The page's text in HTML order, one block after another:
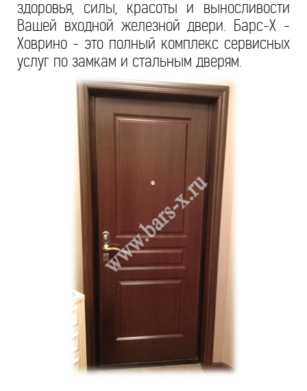
здоровья, силы, красоты и выносливости
Вашей входной железной двери. Барс-Х -
Ховрино - это полный комплекс сервисных
услуг по замкам и стальным дверям.